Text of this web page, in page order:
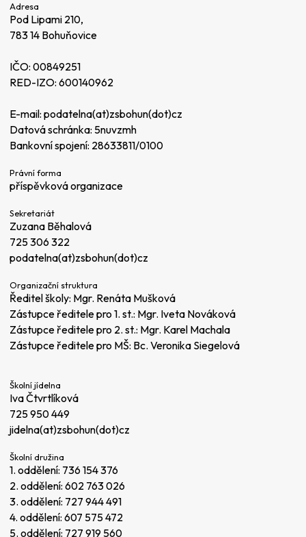
Adresa
Pod Lipami 210,
783 14 Bohuňovice
IČO: 00849251
RED-IZO: 600140962
E-mail: podatelna(at)zsbohun(dot)cz
Datová schránka: 5nuvzmh
Bankovní spojení: 28633811/0100
Právní forma
příspěvková organizace
Sekretariát
Zuzana Běhalová
725 306 322
podatelna(at)zsbohun(dot)cz
Organizační struktura
Ředitel školy: Mgr. Renáta Mušková
Zástupce ředitele pro 1. st.: Mgr. Iveta Nováková
Zástupce ředitele pro 2. st.: Mgr. Karel Machala
Zástupce ředitele pro MŠ: Bc. Veronika Siegelová
Školní jídelna
Iva Čtvrtlíková
725 950 449
jidelna(at)zsbohun(dot)cz
Školní družina
1. oddělení: 736 154 376
2. oddělení: 602 763 026
3. oddělení: 727 944 491
4. oddělení: 607 575 472
5. oddělení: 727 919 560